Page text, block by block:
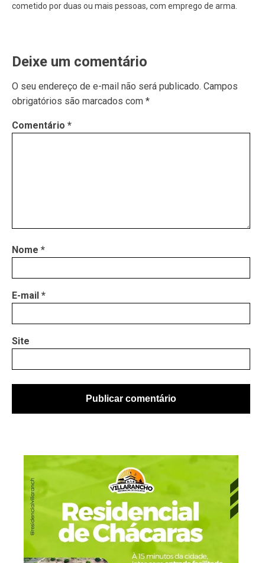
cometido por duas ou mais pessoas, com emprego de arma.
Deixe um comentário
O seu endereço de e-mail não será publicado. Campos
obrigatórios são marcados com *
Comentário *
Nome *
E-mail *
Site